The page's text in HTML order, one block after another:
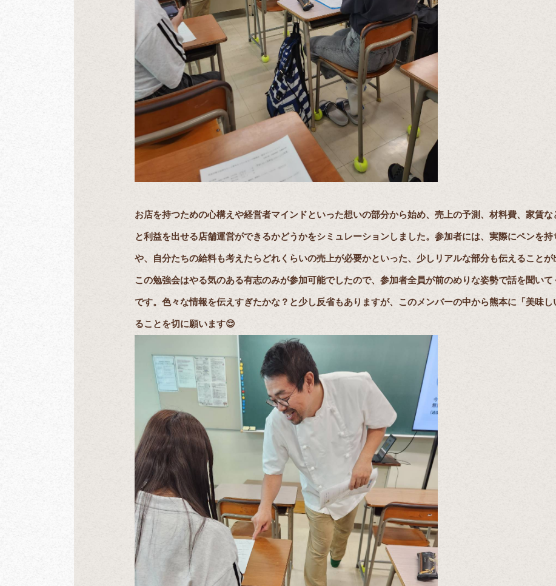
お店を持つための心構えや経営者マインドといった想いの部分から始め、売上の予測、材料費、家賃
と利益を出せる店舗運営ができるかどうかをシミュレーションしました。参加者には、実際にペンを
や、自分たちの給料も考えたらどれくらいの売上が必要かといった、少しリアルな部分も伝えることが
この勉強会はやる気のある有志のみが参加可能でしたので、参加者全員が前のめりな姿勢で話を聞い
です。色々な情報を伝えすぎたかな？と少し反省もありますが、このメンバーの中から熊本に「美味
ることを切に願います😌